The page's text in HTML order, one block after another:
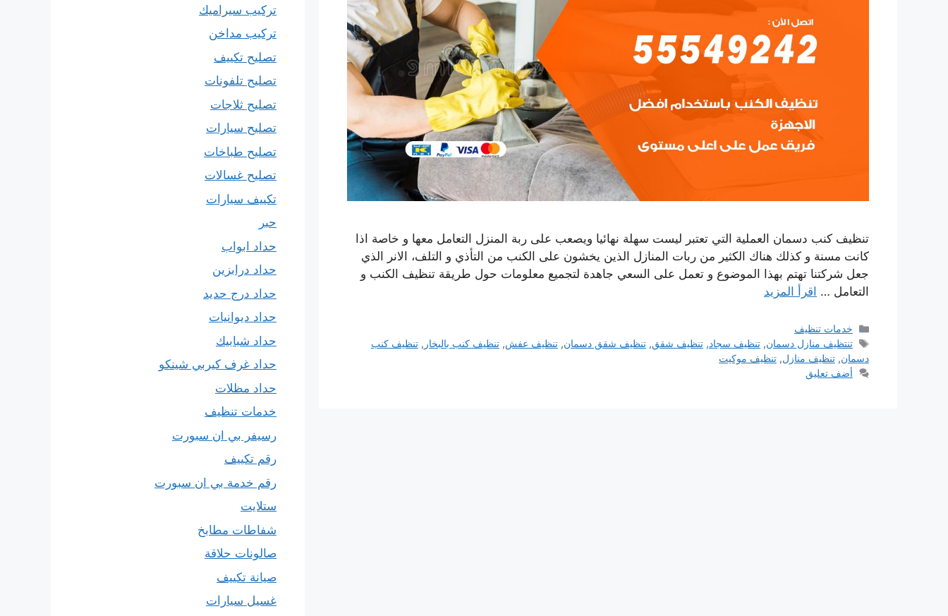
تنظيف كنب دسمان العملية التي تعتبر ليست سهلة نهائيا ويصعب على ربة المنزل التعامل معها و خاصة اذا
كانت مسنة و كذلك هناك الكثير من ربات المنازل الذين يخشون على الكنب من التأذي و التلف، الانر الذي
جعل شركتنا تهتم بهذا الموضوع و تعمل على السعي جاهدة لتجميع معلومات حول طريقة تنظيف الكنب و
التعامل … اقرأ المزيد
التصنيفات
خدمات تنظيف
الوسوم
تنتظيف منازل دسمان,تنظيف سجاد,تنظيف شقق,تنظيف شقق دسمان,تنظيف عفش,تنظيف كنب بالبخار ,تنظيف كنب
دسمان, تنظيف منازل, تنظيف موكيت
أضف تعليق
تركيب سيراميك
تركيب مداخن
تصليح تكييف
تصليح تلفونات
تصليح ثلاجات
تصليح سيارات
تصليح طباخات
تصليح غسالات
تكييف سيارات
حبر
حداد ابواب
حداد درابزين
حداد درج حديد
حداد ديوانيات
حداد شبابيك
حداد غرف كيربي شينكو
حداد مظلات
خدمات تنظيف
رسيفر بي ان سبورت
رقم تكييف
رقم خدمة بي ان سبورت
ستلايت
شفاطات مطابخ
صالونات حلاقة
صيانة تكييف
غسيل سيارات